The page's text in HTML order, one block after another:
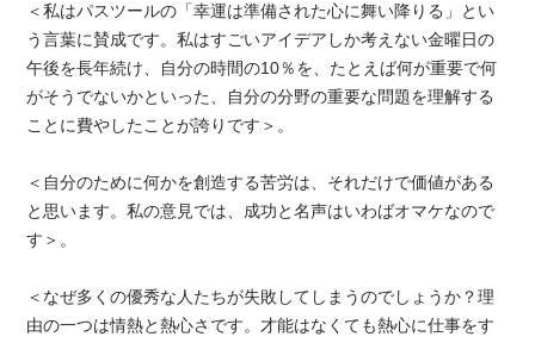
＜私はパスツールの「幸運は準備された心に舞い降りる」とい
う言葉に賛成です。私はすごいアイデアしか考えない金曜日の
午後を長年続け、自分の時間の10％を、たとえば何が重要で何
がそうでないかといった、自分の分野の重要な問題を理解する
ことに費やしたことが誇りです＞。
＜自分のために何かを創造する苦労は、それだけで価値がある
と思います。私の意見では、成功と名声はいわばオマケなので
す＞。
＜なぜ多くの優秀な人たちが失敗してしまうのでしょうか？理
由の一つは情熱と熱心さです。才能はなくても熱心に仕事をす